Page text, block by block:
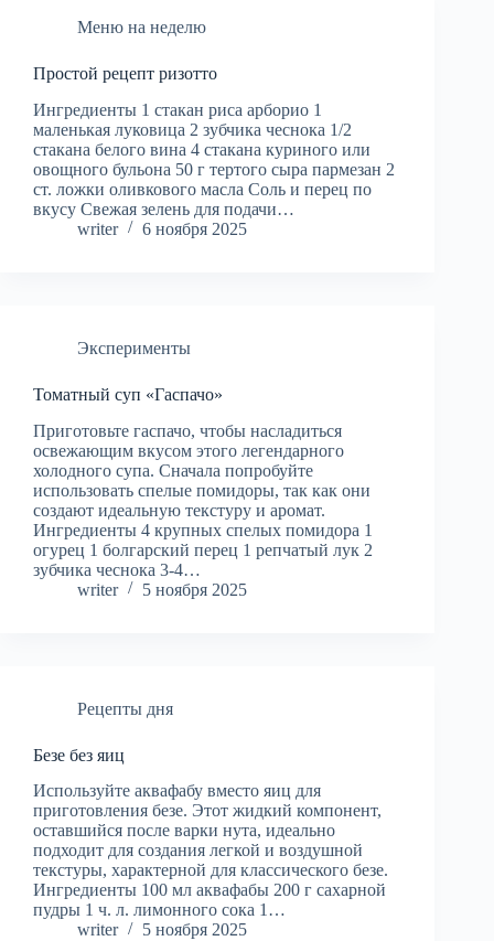
Меню на неделю
Простой рецепт ризотто
Ингредиенты 1 стакан риса арборио 1
маленькая луковица 2 зубчика чеснока 1/2
стакана белого вина 4 стакана куриного или
овощного бульона 50 г тертого сыра пармезан 2
ст. ложки оливкового масла Соль и перец по
вкусу Свежая зелень для подачи…
writer
6 ноября 2025
Эксперименты
Томатный суп «Гаспачо»
Приготовьте гаспачо, чтобы насладиться
освежающим вкусом этого легендарного
холодного супа. Сначала попробуйте
использовать спелые помидоры, так как они
создают идеальную текстуру и аромат.
Ингредиенты 4 крупных спелых помидора 1
огурец 1 болгарский перец 1 репчатый лук 2
зубчика чеснока 3-4…
writer
5 ноября 2025
Рецепты дня
Безе без яиц
Используйте аквафабу вместо яиц для
приготовления безе. Этот жидкий компонент,
оставшийся после варки нута, идеально
подходит для создания легкой и воздушной
текстуры, характерной для классического безе.
Ингредиенты 100 мл аквафабы 200 г сахарной
пудры 1 ч. л. лимонного сока 1…
writer
5 ноября 2025